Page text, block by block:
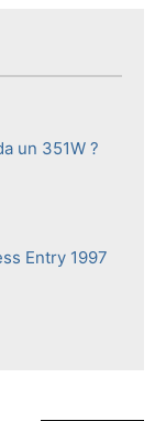
un 351W ?
Entry 1997